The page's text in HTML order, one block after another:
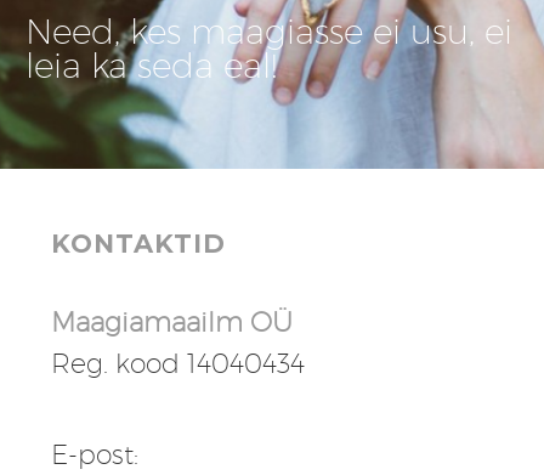
Need, kes maagiasse ei usu, ei
leia ka seda eal!
KONTAKTID
Maagiamaailm OÜ
Reg. kood 14040434
E-post: